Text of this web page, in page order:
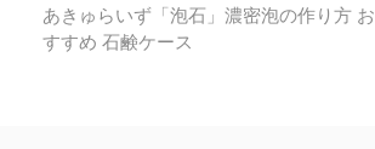
あきゅらいず「泡石」濃密泡の作り方 お
すすめ 石鹸ケース